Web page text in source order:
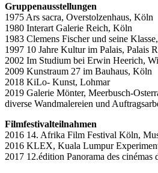
Gruppenausstellungen
1975 Ars sacra, Overstolzenhaus, Köln
1980 Interart Galerie Reich, Köln
1983 Clemens Fischer und seine
1997 10 Jahre Kultur im Palais, Palais
2002 Im Studium bei Erwin Heerich,
2009 Kunstraum 27 im Bauhaus, Köln
2018 KiLo- Kunst, Lohmar
2019 Galerie Mönter, Meerbusch-
diverse Wandmalereien und
Filmfestivalteilnahmen
2016 14. Afrika Film Festival Köln,
2016 KLEX, Kuala Lumpur
2017 12.édition Panorama des